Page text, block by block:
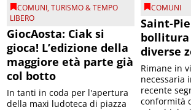
COMUNI,TURISMO & TEMPO
LIBERO
GiocAosta: Ciak si
gioca! L’edizione della
maggiore età parte già
col botto
In tanti in coda per l'apertura
della maxi ludoteca di piazza
COMUNI
Saint-
bollitura
diverse
Rimane in
necessaria
recente
conformità